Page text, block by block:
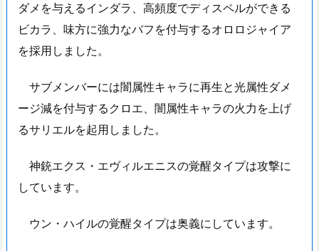
ダメを与えるインダラ、高頻度でディスペルができる
ビカラ、味方に強力なバフを付与するオロロジャイア
を採用しました。
サブメンバーには闇属性キャラに再生と光属性ダメ
ージ減を付与するクロエ、闇属性キャラの火力を上げ
るサリエルを起用しました。
神銃エクス・エヴィルエニスの覚醒タイプは攻撃に
しています。
ウン・ハイルの覚醒タイプは奥義にしています。